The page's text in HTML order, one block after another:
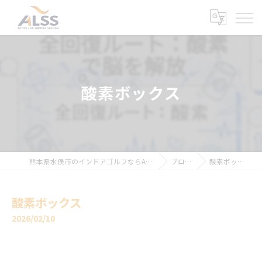
酸素ボックス
熊本県水俣市のインドアゴルフならALSS ブログ 酸素ボックス
酸素ボックス
2026/02/10